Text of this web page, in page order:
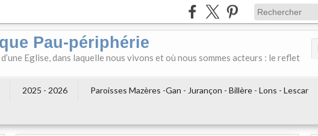
Pau-périphérie
Eglise, dans laquelle nous vivons et où nous sommes acteurs : le reflet
2025 - 2026 Paroisses Mazères -Gan - Jurançon - Billère - Lons - Lescar